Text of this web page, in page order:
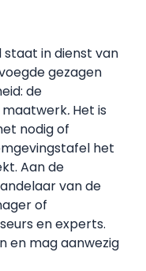
staat in dienst van
gezagen
de
. Het is
nodig of
het
Aan de
van de
of
en experts.
en mag aanwezig